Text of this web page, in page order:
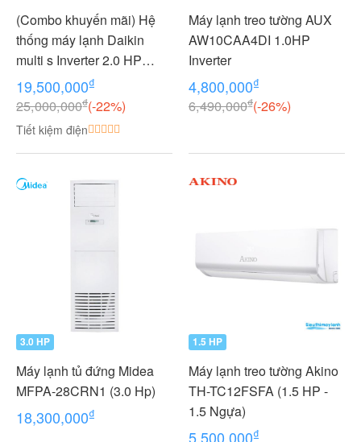
(Combo khuyến mãi) Hệ
thống máy lạnh Daikin
multi s Inverter 2.0 HP
(2HP Ngựa) - 1 dàn nóng 2
dàn lạnh (1.0 + 1.0 HP (1
Ngựa) MKC50RVMV-
CTKC25RVMV+CTKC25R
19,500,000₫
25,000,000₫(-22%)
Tiết kiệm điện
Máy lạnh treo tường AUX
AW10CAA4DI 1.0HP
Inverter
4,800,000₫
6,490,000₫(-26%)
3.0 HP
Máy lạnh tủ đứng Midea
MFPA-28CRN1 (3.0 Hp)
18,300,000₫
1.5 HP
Máy lạnh treo tường Akino
TH-TC12FSFA (1.5 HP -
1.5 Ngựa)
5,500,000₫